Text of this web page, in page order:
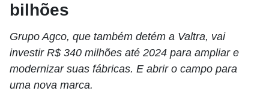
bilhões
Grupo Agco, que também detém a Valtra, vai
investir R$ 340 milhões até 2024 para ampliar e
modernizar suas fábricas. E abrir o campo para
uma nova marca.